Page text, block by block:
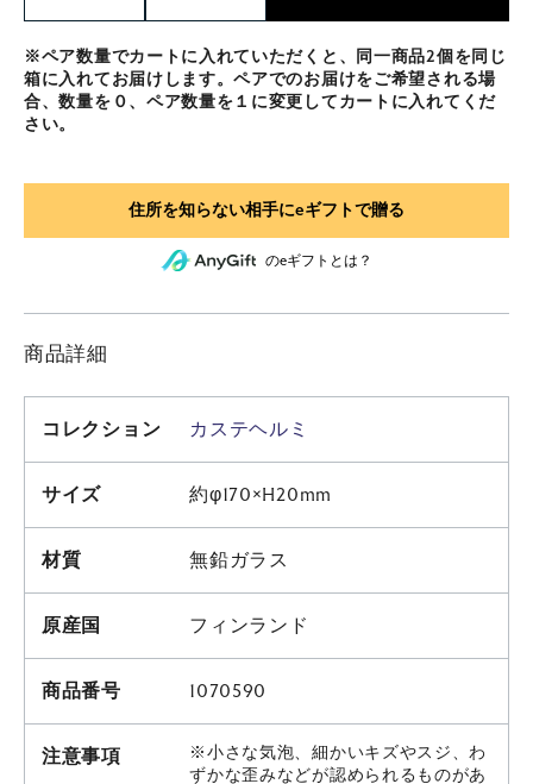
※ペア数量でカートに入れていただくと、同一商品2個を同じ
箱に入れてお届けします。ペアでのお届けをご希望される場
合、数量を０、ペア数量を１に変更してカートに入れてくだ
さい。
のeギフトとは？
商品詳細
コレクション カステヘルミ
サイズ 約φ170×H20mm
材質 無鉛ガラス
原産国 フィンランド
商品番号 1070590
注意事項
※小さな気泡、細かいキズやスジ、わ
ずかな歪みなどが認められるものがあ